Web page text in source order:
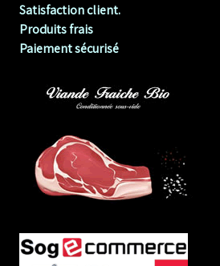
Satisfaction client.
Produits frais
Paiement sécurisé